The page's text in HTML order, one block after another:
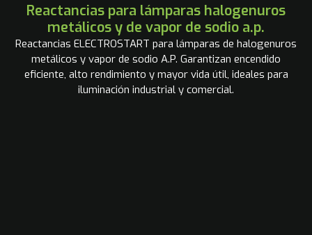
Reactancias para lámparas halogenuros
metálicos y de vapor de sodio a.p.
Reactancias ELECTROSTART para lámparas de halogenuros
metálicos y vapor de sodio A.P. Garantizan encendido
eficiente, alto rendimiento y mayor vida útil, ideales para
iluminación industrial y comercial.